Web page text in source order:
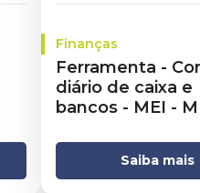
Finanças
Ferramenta -
diário de caixa e
bancos - MEI -
Saiba mais